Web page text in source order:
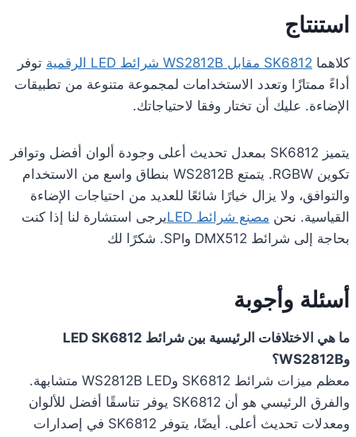
استنتاج
كلاهما SK6812 مقابل WS2812B شرائط LED الرقمية
توفر
أداءً ممتازًا وتعدد الاستخدامات لمجموعة متنوعة من تطبيقات
الإضاءة. عليك أن تختار وفقا لاحتياجاتك.
يتميز SK6812 بمعدل تحديث أعلى وجودة ألوان أفضل وتوافر
تكوين RGBW. يتمتع WS2812B بنطاق واسع من الاستخدام
والتوافق، ولا يزال خيارًا شائعًا للعديد من احتياجات الإضاءة
القياسية. نحن مصنع شرائط LED
يرجى استشارة لنا إذا كنت
بحاجة إلى شرائط DMX512 وSPI. شكرًا لك
أسئلة وأجوبة
ما هي الاختلافات الرئيسية بين شرائط LED SK6812
وWS2812B؟
معظم ميزات شرائط SK6812 وWS2812B LED متشابهة.
والفرق الرئيسي هو أن SK6812 يوفر تناسقًا أفضل للألوان
ومعدلات تحديث أعلى. أيضًا، يتوفر SK6812 في إصدارات